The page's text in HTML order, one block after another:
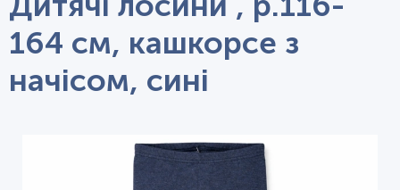
164 см, кашкорсе з
начісом, сині